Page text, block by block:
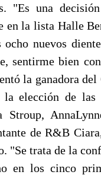
"Es una
en la lista Halle
nuevos
sentirme bien
la ganadora
la elección de
Stroup,
de R&B
"Se trata de la
en los cinco